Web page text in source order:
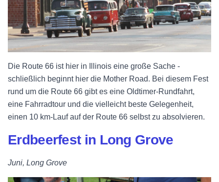
Die Route 66 ist hier in Illinois eine große Sache -
schließlich beginnt hier die Mother Road. Bei diesem Fest
rund um die Route 66 gibt es eine Oldtimer-Rundfahrt,
eine Fahrradtour und die vielleicht beste Gelegenheit,
einen 10 km-Lauf auf der Route 66 selbst zu absolvieren.
Erdbeerfest in Long Grove
Juni, Long Grove